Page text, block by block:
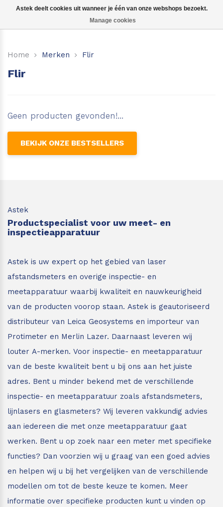
Accessoires
Home Merken Flir
Flir
Geen producten gevonden!...
BEKIJK ONZE BESTSELLERS
Astek
Productspecialist voor uw meet- en
inspectieapparatuur
Astek is uw expert op het gebied van laser
afstandsmeters en overige inspectie- en
meetapparatuur waarbij kwaliteit en nauwkeurigheid
van de producten voorop staan. Astek is geautoriseerd
distributeur van Leica Geosystems en importeur van
Protimeter en Merlin Lazer. Daarnaast leveren wij
louter A-merken. Voor inspectie- en meetapparatuur
van de beste kwaliteit bent u bij ons aan het juiste
adres. Bent u minder bekend met de verschillende
inspectie- en meetapparatuur zoals afstandsmeters,
lijnlasers en glasmeters? Wij leveren vakkundig advies
aan iedereen die met onze meetapparatuur gaat
werken. Bent u op zoek naar een meter met specifieke
functies? Dan voorzien wij u graag van een goed advies
en helpen wij u bij het vergelijken van de verschillende
modellen om tot de beste keuze te komen. Meer
informatie over specifieke producten kunt u vinden op
Astek deelt cookies uit wanneer je één van onze webshops bezoekt.
Manage cookies